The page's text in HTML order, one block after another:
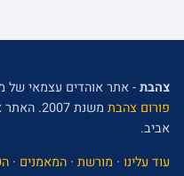
צהבת- אתר אוהדים עצמאי של
פורום צהבת
משנת
אביב.
עוד עלינו · מורשת · המאמנים ·